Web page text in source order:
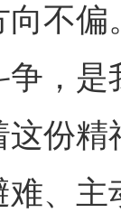
偏
，
份
、